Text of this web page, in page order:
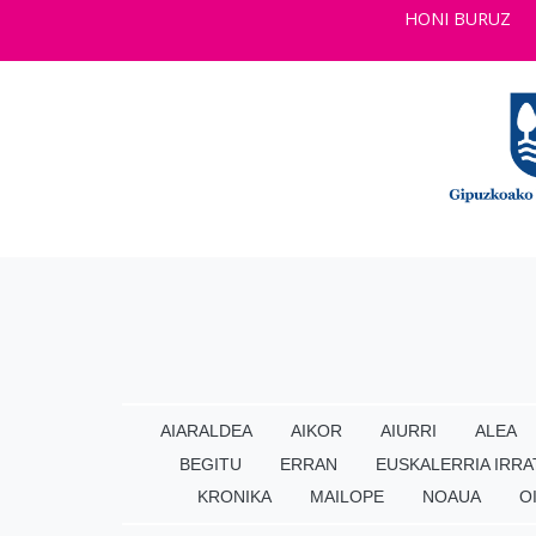
HONI BURUZ
AIARALDEA AIKOR AIURRI ALEA
BEGITU
ERRAN EUSKALERRIA
KRONIKA
MAILOPE NOAUA